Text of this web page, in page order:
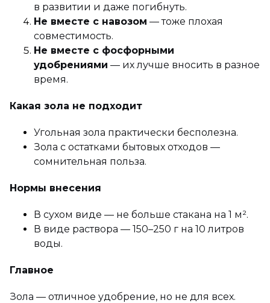
в развитии и даже погибнуть.
Не вместе с навозом — тоже плохая
совместимость.
Не вместе с фосфорными
удобрениями — их лучше вносить в разное
время.
Какая зола не подходит
Угольная зола практически бесполезна.
Зола с остатками бытовых отходов —
сомнительная польза.
Нормы внесения
В сухом виде — не больше стакана на 1 м².
В виде раствора — 150–250 г на 10 литров
воды.
Главное
Зола — отличное удобрение, но не для всех.